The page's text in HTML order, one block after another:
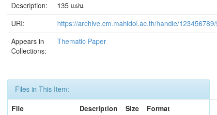
Description:
135 แผ่น
URI:
https://archive.cm.mahidol.ac.th/handle/
Appears in
Collections:
Thematic Paper
Files in This Item:
File
Description Size
Format